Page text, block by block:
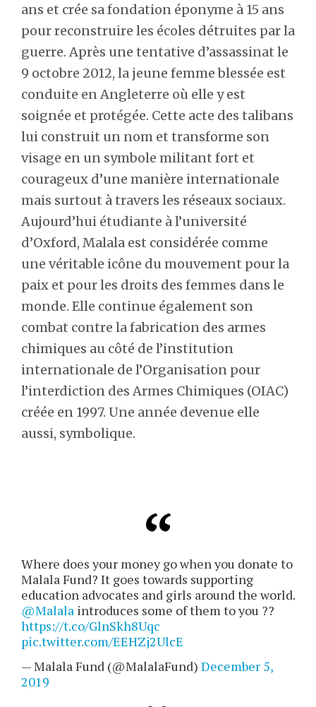
ans et crée sa fondation éponyme à 15 ans
pour reconstruire les écoles détruites par la
guerre. Après une tentative d’assassinat le
9 octobre 2012, la jeune femme blessée est
conduite en Angleterre où elle y est
soignée et protégée. Cette acte des talibans
lui construit un nom et transforme son
visage en un symbole militant fort et
courageux d’une manière internationale
mais surtout à travers les réseaux sociaux.
Aujourd’hui étudiante à l’université
d’Oxford, Malala est considérée comme
une véritable icône du mouvement pour la
paix et pour les droits des femmes dans le
monde. Elle continue également son
combat contre la fabrication des armes
chimiques au côté de l’institution
internationale de l’Organisation pour
l’interdiction des Armes Chimiques (OIAC)
créée en 1997. Une année devenue elle
aussi, symbolique.
Where does your money go when you donate to
Malala Fund? It goes towards supporting
education advocates and girls around the world.
@Malala introduces some of them to you ??
https://t.co/GlnSkh8Uqc
pic.twitter.com/EEHZj2UlcE
— Malala Fund (@MalalaFund) December 5,
2019